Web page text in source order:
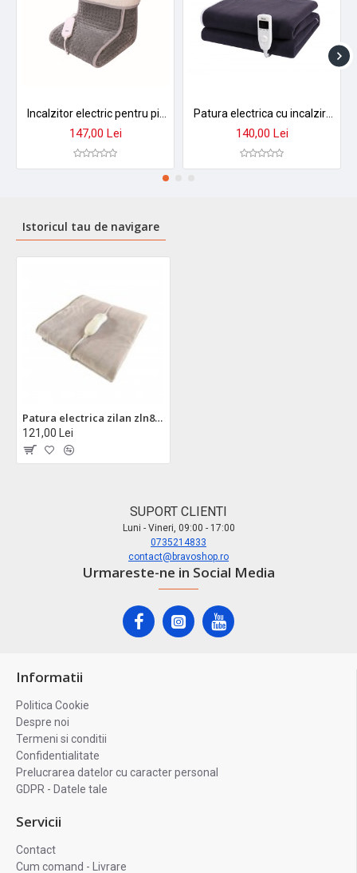
147,00 Lei 140,00 Lei
Istoricul tau de navigare
Patura electrica zilan zln8498 - 150x80cm, 60w, 3 trepte incalzire, telecomanda
121,00 Lei
SUPORT CLIENTI
Luni - Vineri, 09:00 - 17:00
0735214833
contact@bravoshop.ro
Urmareste-ne in Social Media
Informatii
Politica Cookie
Despre noi
Termeni si conditii
Confidentialitate
Prelucrarea datelor cu caracter personal
GDPR - Datele tale
Servicii
Contact
Cum comand - Livrare